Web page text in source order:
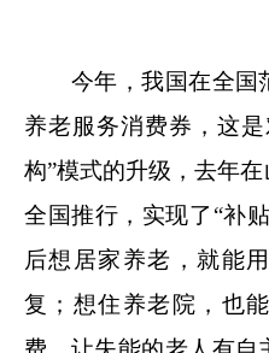
今年，我国在全国
养老服务消费券，这
构”模式的升级，去年
全国推行，实现了“补
后想居家养老，就能
复；想住养老院，也